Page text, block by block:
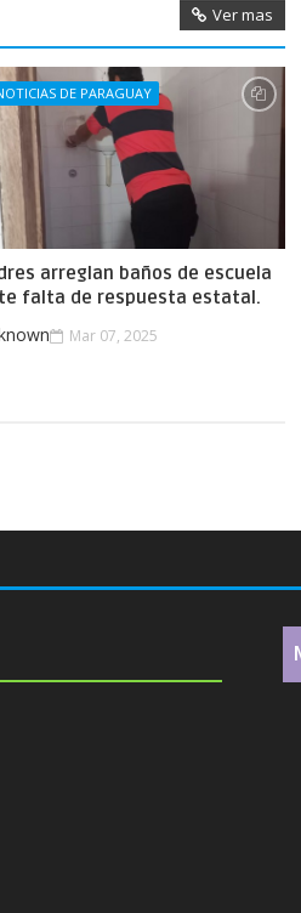
Ver mas
DE PARAGUAY
arreglan baños de escuela
falta de respuesta estatal.
Mar 07, 2025